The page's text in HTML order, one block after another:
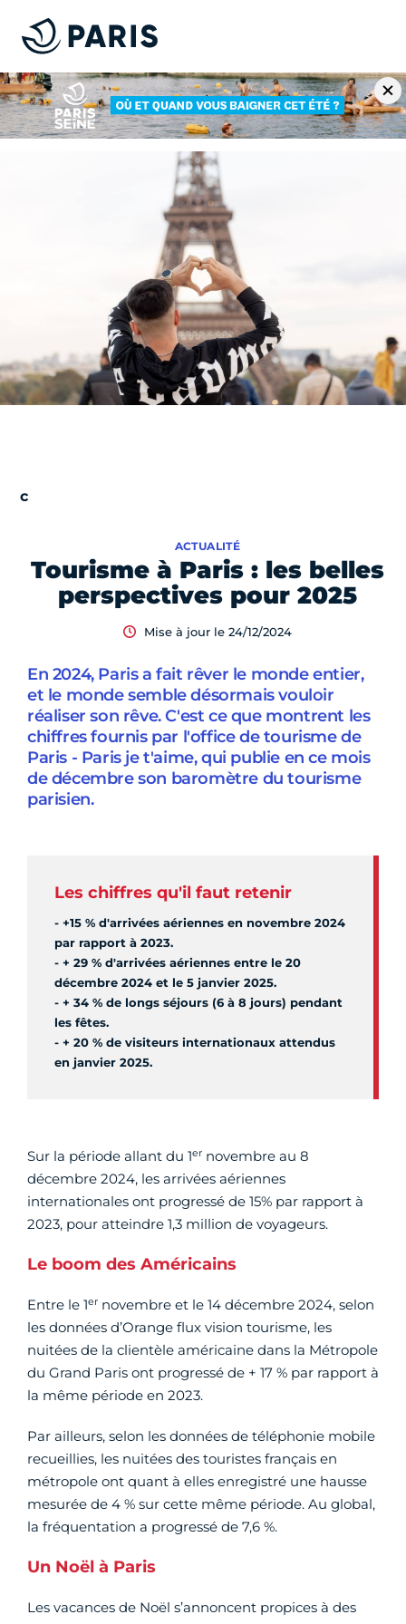
Tourisme à Paris : les belles
perspectives pour 2025
ACTUALITÉ
Mise à jour le 24/12/2024
En 2024, Paris a fait rêver le monde entier,
et le monde semble désormais vouloir
réaliser son rêve. C'est ce que montrent les
chiffres fournis par l'office de tourisme de
Paris - Paris je t'aime, qui publie en ce mois
de décembre son baromètre du tourisme
parisien.
Les chiffres qu'il faut retenir
- +15 % d'arrivées aériennes en novembre 2024
par rapport à 2023.
- + 29 % d'arrivées aériennes entre le 20
décembre 2024 et le 5 janvier 2025.
- + 34 % de longs séjours (6 à 8 jours) pendant
les fêtes.
- + 20 % de visiteurs internationaux attendus
en janvier 2025.
Sur la période allant du 1er novembre au 8
décembre 2024, les arrivées aériennes
internationales ont progressé de 15% par rapport à
2023, pour atteindre 1,3 million de voyageurs.
Le boom des Américains
Entre le 1er novembre et le 14 décembre 2024, selon
les données d’Orange flux vision tourisme, les
nuitées de la clientèle américaine dans la Métropole
du Grand Paris ont progressé de + 17 % par rapport à
la même période en 2023.
Par ailleurs, selon les données de téléphonie mobile
recueillies, les nuitées des touristes français en
métropole ont quant à elles enregistré une hausse
mesurée de 4 % sur cette même période. Au global,
la fréquentation a progressé de 7,6 %.
Un Noël à Paris
Les vacances de Noël s’annoncent propices à des